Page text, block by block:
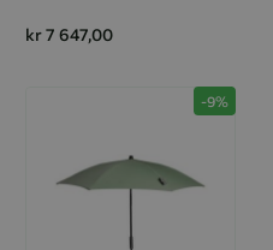
kr 7 647,00
-9%